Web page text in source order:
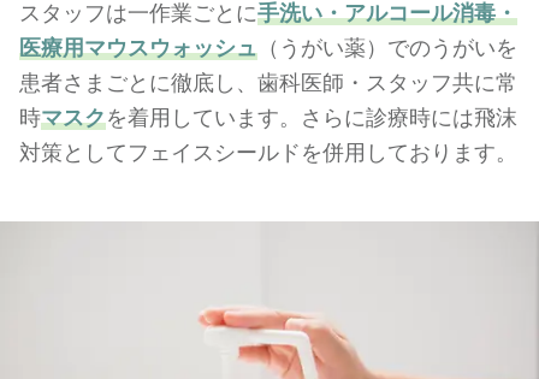
スタッフは一作業ごとに手洗い・アルコール消毒・
医療用マウスウォッシュ （うがい薬）でのうがいを
患者さまごとに徹底し、歯科医師・スタッフ共に常
時マスクを着用しています。さらに診療時には飛沫
対策としてフェイスシールドを併用しております。